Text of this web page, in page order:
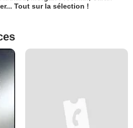
Tout sur la sélection !